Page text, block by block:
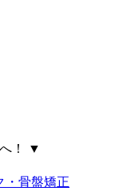
！
▼
・骨盤矯正